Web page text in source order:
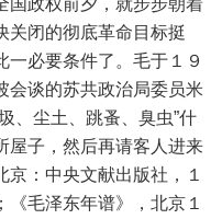
政权前夕，就步步朝着
关闭的彻底革命目标挺
必要条件了。毛于１９
会谈的苏共政治局委员米
、尘土、跳蚤、臭虫”什
屋子，然后再请客人进来
京：中央文献出版社，１
毛泽东年谱》，北京１